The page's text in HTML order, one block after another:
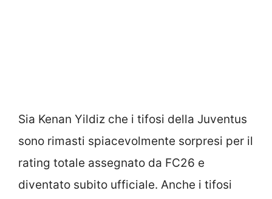
Sia Kenan Yildiz che i tifosi della Juventus
sono rimasti spiacevolmente sorpresi per il
rating totale assegnato da FC26 e
diventato subito ufficiale. Anche i tifosi